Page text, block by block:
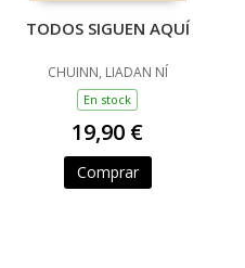
TODOS SIGUEN AQUÍ
CHUINN, LIADAN NÍ
En stock
19,90 €
Comprar